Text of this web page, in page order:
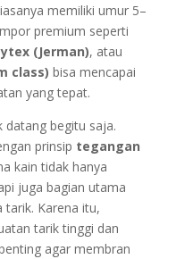
memiliki umur 5–
premium seperti
(Jerman), atau
class) bisa mencapai
yang tepat.
datang begitu saja.
prinsip tegangan
kain tidak hanya
juga bagian utama
tarik. Karena itu,
tarik tinggi dan
agar membran